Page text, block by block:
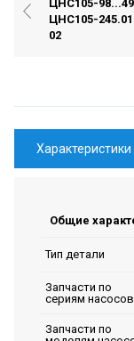
ЦНС105-
ЦНС105-
02
Характеристики
Общие
Тип детали
Запчасти по
сериям насосов
Запчасти по